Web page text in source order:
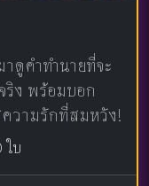
ดูคำทำนายที่จะ
ริง พร้อมบอก
ความรักที่สมหวัง!
ใบ